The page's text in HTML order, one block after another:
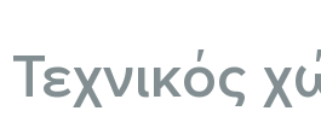
Τεχνικός